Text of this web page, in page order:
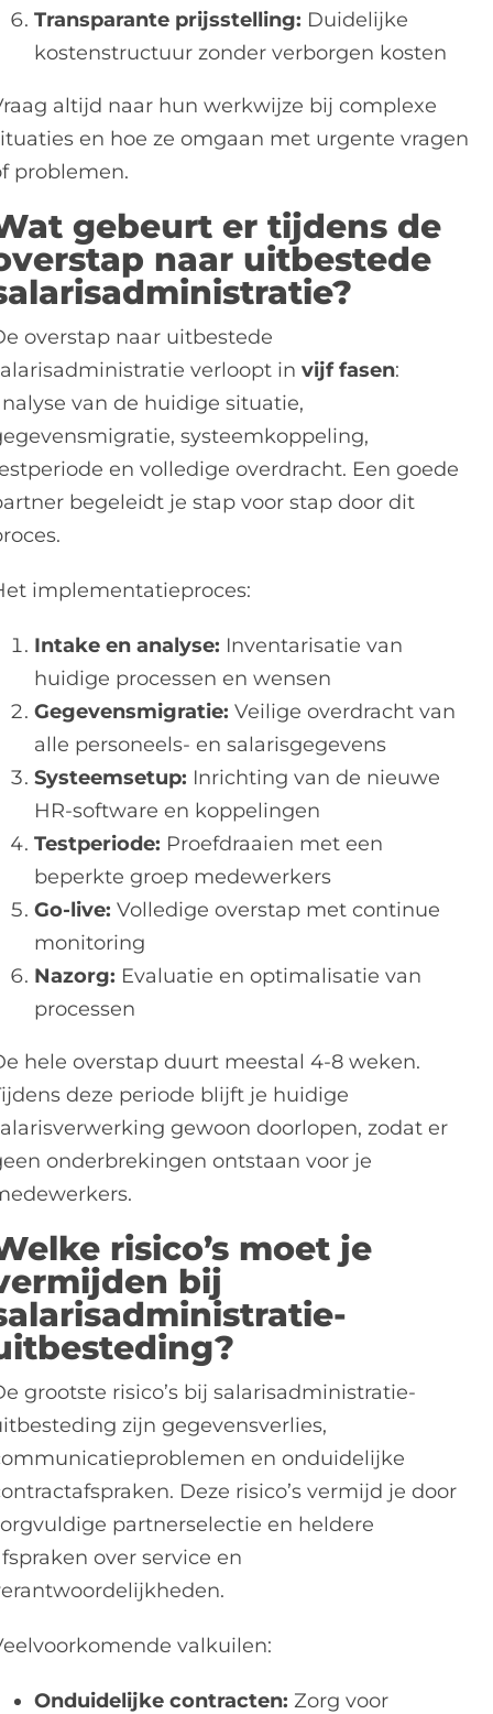
Transparante prijsstelling: Duidelijke
kostenstructuur zonder verborgen kosten
altijd naar hun werkwijze bij complexe
en hoe ze omgaan met urgente vragen
problemen.
gebeurt er tijdens de
naar uitbestede
overstap naar uitbestede
verloopt invijf fasen:
van de huidige situatie,
systeemkoppeling,
en volledige overdracht. Een goede
begeleidt je stap voor stap door dit
implementatieproces:
Intake en analyse: Inventarisatie van
huidige processen en wensen
Gegevensmigratie: Veilige overdracht van
alle personeels- en salarisgegevens
Systeemsetup: Inrichting van de nieuwe
HR-software en koppelingen
Testperiode: Proefdraaien met een
beperkte groep medewerkers
Go-live: Volledige overstap met continue
monitoring
Nazorg: Evaluatie en optimalisatie van
processen
hele overstap duurt meestal 4-8 weken.
deze periode blijft je huidige
gewoon doorlopen, zodat er
onderbrekingen ontstaan voor je
risico’s moet je
bij
grootste risico’s bij salarisadministratie-
zijn gegevensverlies,
en onduidelijke
Deze risico’s vermijd je door
partnerselectie en heldere
over service en
valkuilen:
Onduidelijke contracten: Zorg voor